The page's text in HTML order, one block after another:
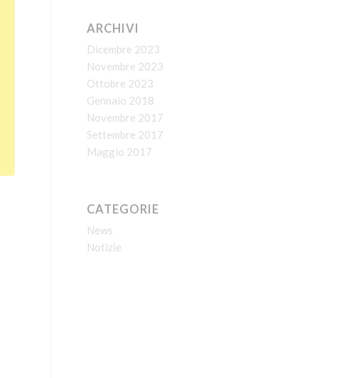
ARCHIVI
Dicembre 2023
Novembre 2023
Ottobre 2023
Gennaio 2018
Novembre 2017
Settembre 2017
Maggio 2017
CATEGORIE
News
Notizie